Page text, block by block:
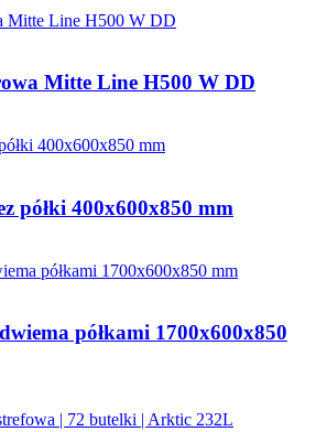
Mitte Line H500 W DD
półki 400x600x850 mm
półkami 1700x600x850